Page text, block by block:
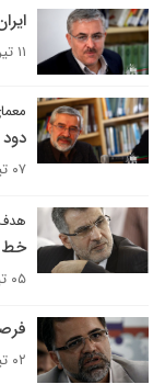
۱۱ تیر ۱۳۹۱
۰۷ تیر ۱۳۹۱
خط
۰۵ تیر ۱۳۹۱
۰۲ تیر ۱۳۹۱